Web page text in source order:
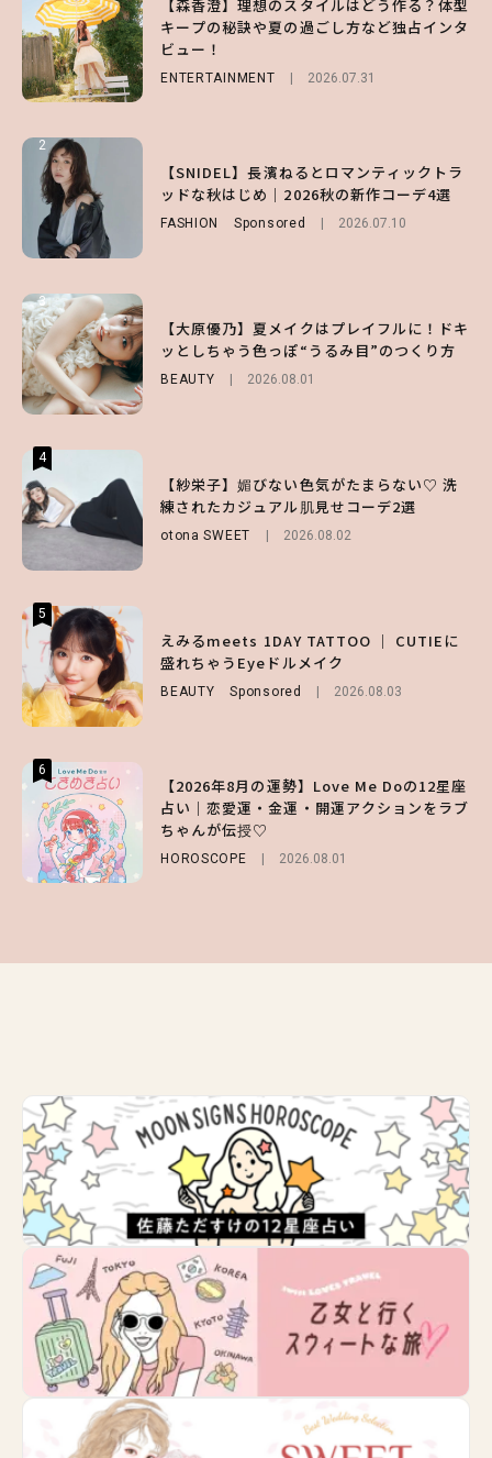
【森香澄】理想のスタイルはどう作る？体型
キープの秘訣や夏の過ごし方など独占インタ
ビュー！
ENTERTAINMENT 2026.07.31
2
【SNIDEL】長濱ねるとロマンティックトラ
ッドな秋はじめ｜2026秋の新作コーデ4選
FASHION Sponsored 2026.07.10
3
【大原優乃】夏メイクはプレイフルに！ドキ
ッとしちゃう色っぽ“うるみ目”のつくり方
BEAUTY 2026.08.01
4
【紗栄子】媚びない色気がたまらない♡ 洗
練されたカジュアル肌見せコーデ2選
otona SWEET 2026.08.02
5
えみるmeets 1DAY TATTOO ｜ CUTIEに
盛れちゃうEyeドルメイク
BEAUTY Sponsored 2026.08.03
6
【2026年8月の運勢】Love Me Doの12星座
占い｜恋愛運・金運・開運アクションをラブ
ちゃんが伝授♡
HOROSCOPE 2026.08.01
【ハローキティ】がスシローと初コラボ♡
第1弾の気になるメニュー＆限定グッズを総
チェック！
LIFESTYLE 2026.07.31
2
【大原優乃】夏メイクはプレイフルに！ドキ
ッとしちゃう色っぽ“うるみ目”のつくり方
BEAUTY 2026.08.01
3
【スタバ】約160通りのカスタマイズができ
る⁉ 39店舗限定『My フルーツ³ フラペチー
ノ®』を徹底レポ♡
4
【齋藤飛鳥】人生初のロブに！「意外としっ
くりくるし、すごく新鮮で心地いい」ヘアカ
ットの様子を独占でお届け♡
ENTERTAINMENT
5
【森香澄】理想のスタイルはどう作る？体型
キープの秘訣や夏の過ごし方など独占インタ
ビュー！
ENTERTAINMENT 2026.07.31
6
【SNIDEL】長濱ねるとロマンティックトラ
ッドな秋はじめ｜2026秋の新作コーデ4選
【SNIDEL】長濱ねるとロマンティックトラ
ッドな秋はじめ｜2026秋の新作コーデ4選
2
ノ国屋コラボの“優秀保冷バッグ”は夏の強
い味方！【オトナミューズ9月号増刊】
3
【谷まりあ】夏は“シアースカート”でさり
げなく肌見せ！透け感のニュアンスを楽しめ
るマストハブアイテム4選
4
【夏ヘアのくずれ・うねりに】ヘアメイク夢
月直伝♡ ドライシャンプー「バティスト」
を使ったプロ級スタイリング3選
Sponsored
5
【ハローキティ】がスシローと初コラボ♡
第1弾の気になるメニュー＆限定グッズを総
チェック！
2026.07.31
6
【GU】夏の“主役級”アイテム決定！ヘルシ
ー＆可愛すぎる「大人の肌見せ」トップス3
選
FASHION 2026.07.19